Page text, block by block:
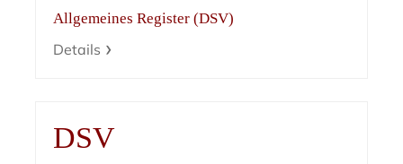
Allgemeines Register (DSV)
Details
DSV